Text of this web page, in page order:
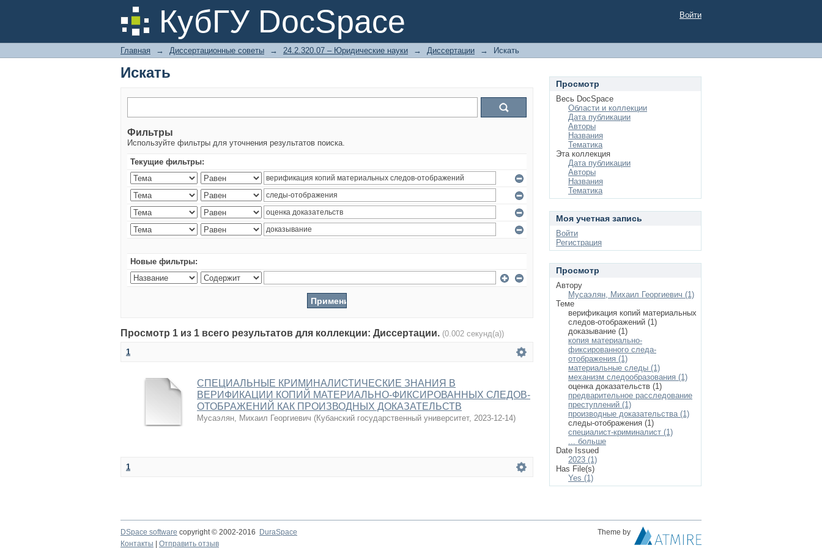
КубГУ DocSpace
Искать Войти
Главная → Диссертационные советы → 24.2.320.07 – Юридические науки → Диссертации → Искать
Искать
Фильтры
Используйте фильтры для уточнения результатов поиска.
Текущие фильтры:
Новые фильтры:
Просмотр 1 из 1 всего результатов для коллекции: Диссертации. (0.002 секунд(а))
1
СПЕЦИАЛЬНЫЕ КРИМИНАЛИСТИЧЕСКИЕ ЗНАНИЯ В
ВЕРИФИКАЦИИ КОПИЙ МАТЕРИАЛЬНО-ФИКСИРОВАННЫХ СЛЕДОВ-
ОТОБРАЖЕНИЙ КАК ПРОИЗВОДНЫХ ДОКАЗАТЕЛЬСТВ
Мусаэлян, Михаил Георгиевич (Кубанский государственный университет, 2023-12-14)
1
Просмотр
Весь DocSpace
Области и коллекции
Дата публикации
Авторы
Названия
Тематика
Эта коллекция
Дата публикации
Авторы
Названия
Тематика
Моя учетная запись
Войти
Регистрация
Просмотр
Автору
Мусаэлян, Михаил Георгиевич (1)
Теме
верификация копий материальных
следов-отображений (1)
доказывание (1)
копия материально-
фиксированного следа-
отображения (1)
материальные следы (1)
механизм следообразования (1)
оценка доказательств (1)
предварительное расследование
преступлений (1)
производные доказательства (1)
следы-отображения (1)
специалист-криминалист (1)
... больше
Date Issued
2023 (1)
Has File(s)
Yes (1)
DSpace software copyright © 2002-2016 DuraSpace
Theme by
Контакты
Отправить отзыв